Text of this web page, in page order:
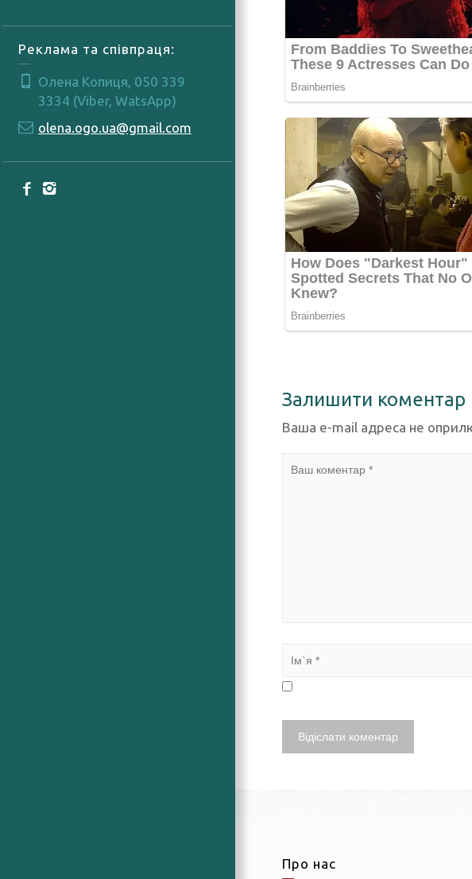
Реклама та співпраця:
Олена Копиця, 050 339
3334 (Viber, WatsApp)
olena.ogo.ua@gmail.com
Залишити коментар
Ваша e-mail адреса не
Про нас